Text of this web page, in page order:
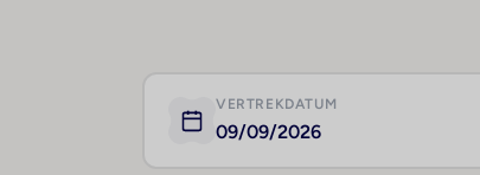
VERTREKDATUM
09/09/2026